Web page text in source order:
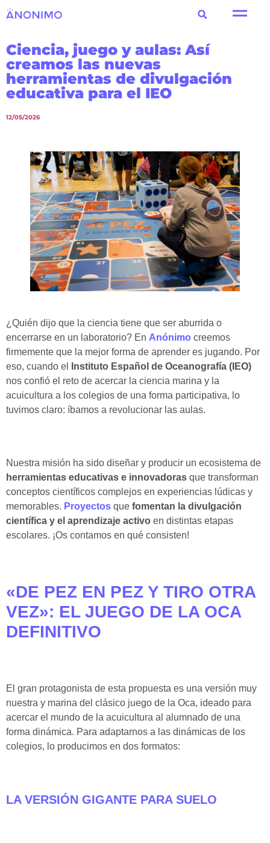
Ciencia, juego y aulas: Así
creamos las nuevas
herramientas de divulgación
educativa para el IEO
12/05/2026
¿Quién dijo que la ciencia tiene que ser aburrida o
encerrarse en un laboratorio? En Anónimo creemos
firmemente que la mejor forma de aprender es jugando. Por
eso, cuando el
Instituto Español de Oceanografía (IEO)
nos confió el reto de acercar la ciencia marina y la
acuicultura a los colegios de una forma participativa, lo
tuvimos claro: íbamos a revolucionar las aulas.
Nuestra misión ha sido diseñar y producir un ecosistema de
herramientas educativas e innovadoras que transforman
conceptos científicos complejos en experiencias lúdicas y
memorables. Proyectos que fomentan la divulgación
científica y el aprendizaje activo en distintas etapas
escolares. ¡Os contamos en qué consisten!
«DE PEZ EN PEZ Y TIRO OTRA
VEZ»: EL JUEGO DE LA OCA
DEFINITIVO
El gran protagonista de esta propuesta es una versión muy
nuestra y marina del clásico juego de la Oca, ideado para
acercar el mundo de la acuicultura al alumnado de una
forma dinámica. Para adaptarnos a las dinámicas de los
colegios, lo producimos en dos formatos:
LA VERSIÓN GIGANTE PARA SUELO